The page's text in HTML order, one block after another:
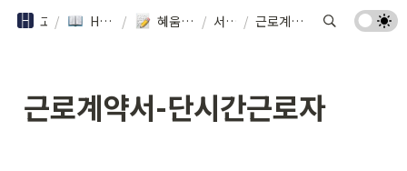
고객 안내서
/ HEUM 시스템 매뉴얼 / 혜움에서 제공하는 무료 서식 / 서식 리스트 / 근로계약서-단시간근로자
근로계약서-단시간근로자